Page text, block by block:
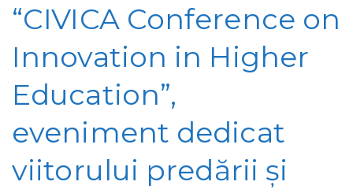
“CIVICA Conference on
Innovation in Higher
Education”,
eveniment dedicat
viitorului predării și